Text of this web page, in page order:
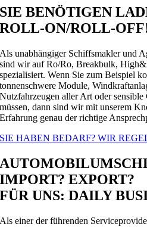
SIE BENÖTIGEN
ROLL-ON/ROLL-
Als unabhängiger Schiffsmakler und
sind wir auf Ro/Ro, Breakbulk,
spezialisiert. Wenn Sie zum Beispiel
tonnenschwere Module,
Nutzfahrzeugen aller Art oder
müssen, dann sind wir mit unserem
Erfahrung genau der richtige
SIE HABEN BEDARF? WIR
IMPORT? EXPORT?
FÜR UNS: DAILY
Als einer der führenden